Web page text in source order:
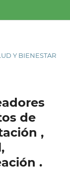
Y BIENESTAR
de
,
.